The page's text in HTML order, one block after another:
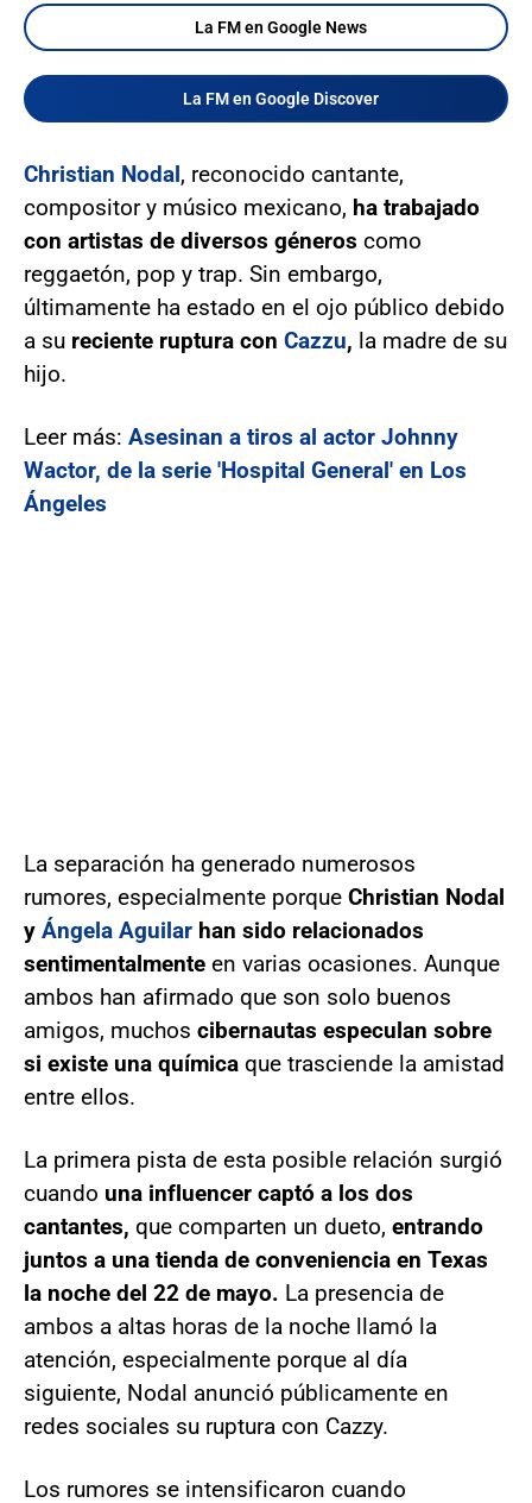
La FM en Google News
La FM en Google Discover
Christian Nodal, reconocido cantante,
compositor y músico mexicano, ha trabajado
con artistas de diversos géneros como
reggaetón, pop y trap. Sin embargo,
últimamente ha estado en el ojo público debido
a su reciente ruptura con Cazzu, la madre de su
hijo.
Leer más: Asesinan a tiros al actor Johnny
Wactor, de la serie 'Hospital General' en Los
Ángeles
La separación ha generado numerosos
rumores, especialmente porque Christian Nodal
y Ángela Aguilar han sido relacionados
sentimentalmente en varias ocasiones. Aunque
ambos han afirmado que son solo buenos
amigos, muchos cibernautas especulan sobre
si existe una química que trasciende la amistad
entre ellos.
La primera pista de esta posible relación surgió
cuando una influencer captó a los dos
cantantes, que comparten un dueto, entrando
juntos a una tienda de conveniencia en Texas
la noche del 22 de mayo. La presencia de
ambos a altas horas de la noche llamó la
atención, especialmente porque al día
siguiente, Nodal anunció públicamente en
redes sociales su ruptura con Cazzy.
Los rumores se intensificaron cuando